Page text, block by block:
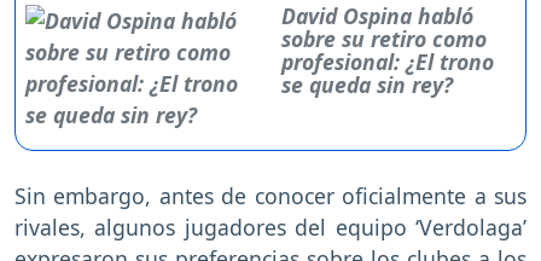
David Ospina habló
sobre su retiro como
profesional: ¿El trono
se queda sin rey?
Sin embargo, antes de conocer oficialmente a sus
rivales, algunos jugadores del equipo ‘Verdolaga’